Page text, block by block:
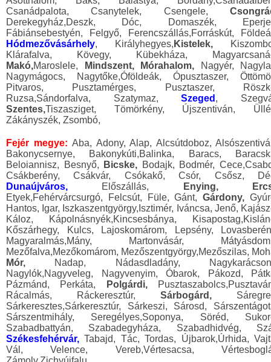
Csanádpalota, Csanytelek, Csengele,
Derekegyház,Deszk, Dóc, Domaszék,
Fábiánsebestyén, Felgyő, Ferencszállás,Forráskút,
Hódmezővásárhely, Királyhegyes, Kistelek,
Klárafalva, Kövegy, Kübekháza,
Makó,Maroslele, Mindszent, Mórahalom,
Nagyér,
Nagymágocs, Nagytőke,Óföldeák, Ópusztaszer,
Pitvaros, Pusztamérges, Pusztaszer,
Ruzsa,Sándorfalva, Szatymaz,Szeged ,
Szentes,Tiszasziget, Tömörkény, Újszentiván,
Zákányszék, Zsombó,
Fejér megye: Aba, Adony, Alap, Alcsútdoboz,
Bakonycsernye, Bakonykúti,Balinka, Baracs,
Beloiannisz, Besnyő,
Bicske, Bodajk, Bodmér,
Csákberény, Csákvár, Csókakő, Csór, Csősz,
Dunaújváros, Előszállás,
Enying,
Etyek,Fehérvárcsurgó, Felcsút, Füle, Gánt,Gárdony,
Hantos, Igar, Iszkaszentgyörgy,Isztimér, Iváncsa, Jenő,
Káloz, Kápolnásnyék,Kincsesbánya,
Kőszárhegy, Kulcs, Lajoskomárom, Lepsény,
Magyaralmás,Mány, Martonvásár,
Mezőfalva,Mezőkomárom, Mezőszentgyörgy,Mezőszilas,
Mór, Nadap, Nádasdladány,
Nagylók,Nagyveleg, Nagyvenyim, Óbarok, Pákozd,
Pázmánd, Perkáta,
Polgárdi,
Rácalmás, Ráckeresztúr, Sárbogárd,
Sárkeresztes,Sárkeresztúr, Sárkeszi, Sárosd,
Sárszentmihály, Seregélyes,Soponya, Söréd,
Szabadbattyán, Szabadegyháza, Szabadhidvég,
Székesfehérvár,Tabajd, Tác, Tordas, Újbarok,Úrhida,
Vál, Velence, Vereb,Vértesacsa,